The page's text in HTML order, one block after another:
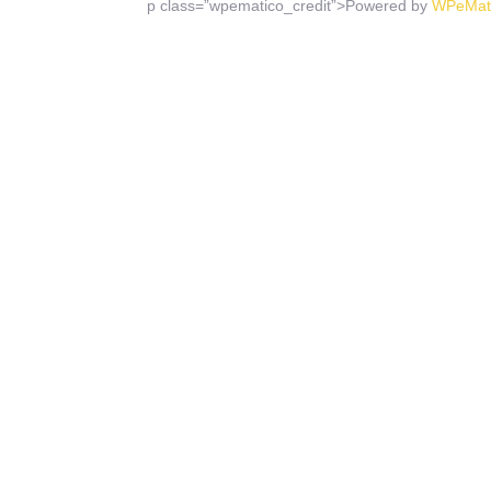
p class=”wpematico_credit”>Powered by